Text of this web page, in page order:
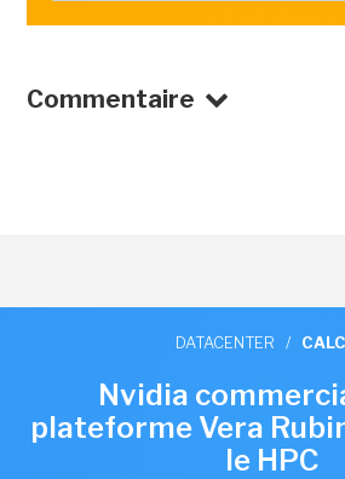
Commentaire
DATACENTER /
Nvidia
plateforme Vera
le HPC